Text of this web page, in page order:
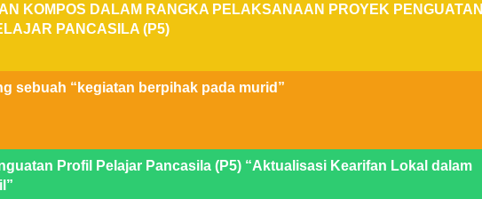
KOMPOS DALAM RANGKA PELAKSANAAN PROYEK PENGUATAN
PANCASILA (P5)
sebuah “kegiatan berpihak pada murid”
Profil Pelajar Pancasila (P5) “Aktualisasi Kearifan Lokal dalam